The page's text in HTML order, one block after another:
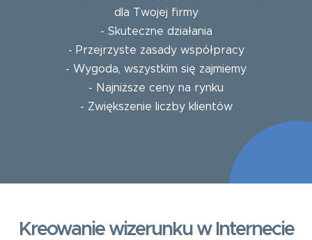
dla Twojej firmy
- Skuteczne działania
- Przejrzyste zasady współpracy
- Wygoda, wszystkim się zajmiemy
- Najniższe ceny na rynku
- Zwiększenie liczby klientów
Kreowanie wizerunku w Internecie